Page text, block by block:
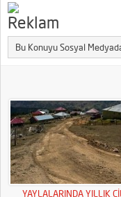
Bu Konuyu Sosyal
YAYLALARINDA YILLIK